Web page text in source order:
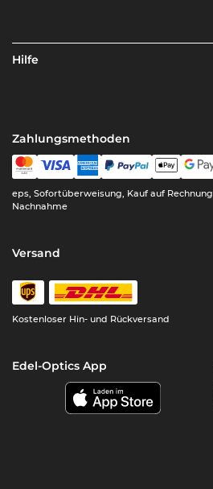
Hilfe
Zahlungsmethoden
eps, Sofortüberweisung, Kauf auf
Nachnahme
Versand
Kostenloser Hin- und Rückversand
Edel-Optics App